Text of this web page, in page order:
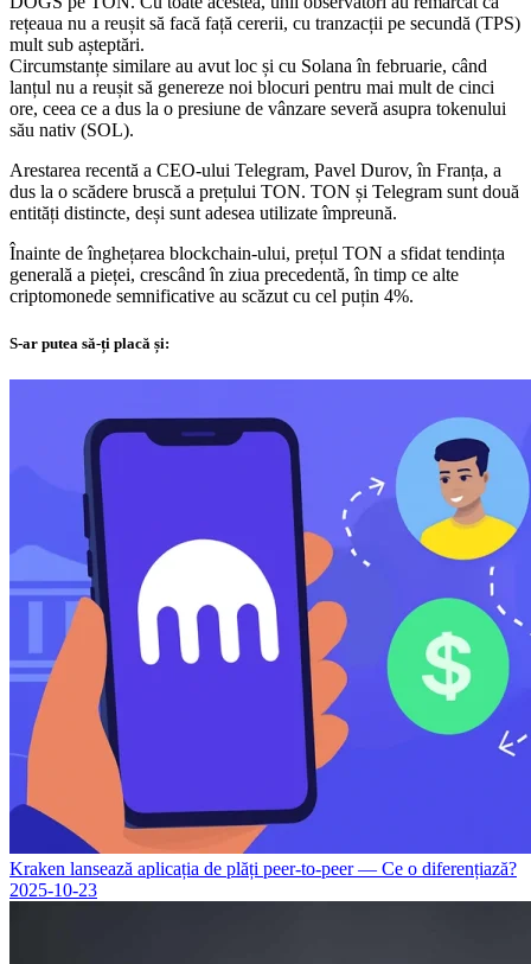
rețeaua nu a reușit să facă față cererii, cu tranzacții pe secundă (TPS)
mult sub așteptări.
Circumstanțe similare au avut loc și cu Solana în februarie, când
lanțul nu a reușit să genereze noi blocuri pentru mai mult de cinci
ore, ceea ce a dus la o presiune de vânzare severă asupra tokenului
său nativ (SOL).
Arestarea recentă a CEO-ului Telegram, Pavel Durov, în Franța, a
dus la o scădere bruscă a prețului TON. TON și Telegram sunt două
entități distincte, deși sunt adesea utilizate împreună.
Înainte de înghețarea blockchain-ului, prețul TON a sfidat tendința
generală a pieței, crescând în ziua precedentă, în timp ce alte
criptomonede semnificative au scăzut cu cel puțin 4%.
S-ar putea să-ți placă și:
Kraken lansează aplicația de plăți peer-to-peer — Ce o diferențiază?
2025-10-23